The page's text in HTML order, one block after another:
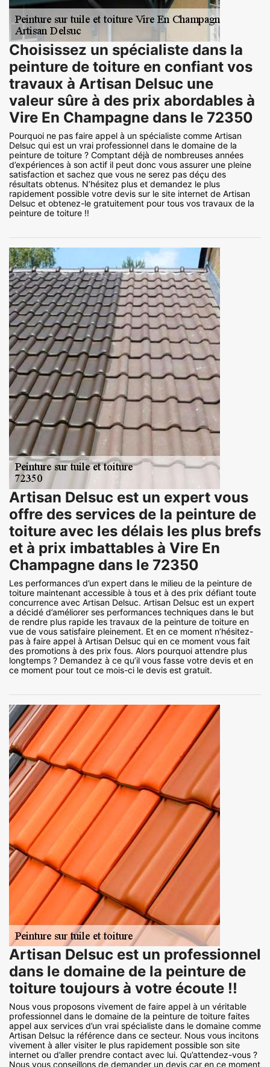
Choisissez un spécialiste dans la
peinture de toiture en confiant vos
travaux à Artisan Delsuc une
valeur sûre à des prix abordables à
Vire En Champagne dans le 72350
Pourquoi ne pas faire appel à un spécialiste comme Artisan
Delsuc qui est un vrai professionnel dans le domaine de la
peinture de toiture ? Comptant déjà de nombreuses années
d’expériences à son actif il peut donc vous assurer une pleine
satisfaction et sachez que vous ne serez pas déçu des
résultats obtenus. N’hésitez plus et demandez le plus
rapidement possible votre devis sur le site internet de Artisan
Delsuc et obtenez-le gratuitement pour tous vos travaux de la
peinture de toiture !!
Artisan Delsuc est un expert vous
offre des services de la peinture de
toiture avec les délais les plus brefs
et à prix imbattables à Vire En
Champagne dans le 72350
Les performances d’un expert dans le milieu de la peinture de
toiture maintenant accessible à tous et à des prix défiant toute
concurrence avec Artisan Delsuc. Artisan Delsuc est un expert
a décidé d’améliorer ses performances techniques dans le but
de rendre plus rapide les travaux de la peinture de toiture en
vue de vous satisfaire pleinement. Et en ce moment n’hésitez-
pas à faire appel à Artisan Delsuc qui en ce moment vous fait
des promotions à des prix fous. Alors pourquoi attendre plus
longtemps ? Demandez à ce qu’il vous fasse votre devis et en
ce moment pour tout ce mois-ci le devis est gratuit.
Artisan Delsuc est un professionnel
dans le domaine de la peinture de
toiture toujours à votre écoute !!
Nous vous proposons vivement de faire appel à un véritable
professionnel dans le domaine de la peinture de toiture faites
appel aux services d’un vrai spécialiste dans le domaine comme
Artisan Delsuc la référence dans ce secteur. Nous vous incitons
vivement à aller visiter le plus rapidement possible son site
internet ou d’aller prendre contact avec lui. Qu’attendez-vous ?
Nous vous conseillons de demander un devis car en ce moment